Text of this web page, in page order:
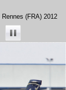
(FRA) 2012